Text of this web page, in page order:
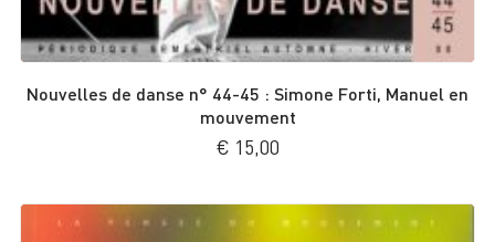
Nouvelles de danse n° 44-45 : Simone Forti, Manuel en
mouvement
€ 15,00